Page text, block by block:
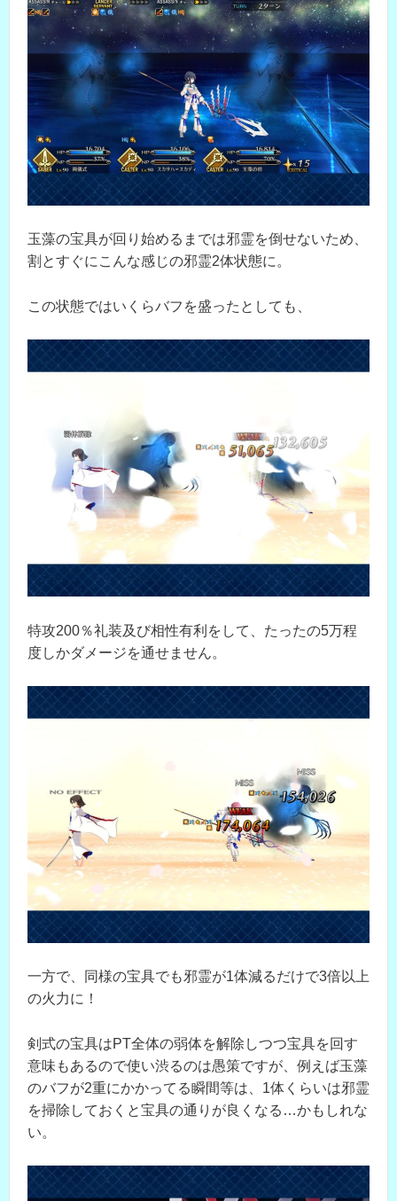
玉藻の宝具が回り始めるまでは邪霊を倒せないため、
割とすぐにこんな感じの邪霊2体状態に。
この状態ではいくらバフを盛ったとしても、
特攻200％礼装及び相性有利をして、たったの5万程
度しかダメージを通せません。
一方で、同様の宝具でも邪霊が1体減るだけで3倍以上
の火力に！
剣式の宝具はPT全体の弱体を解除しつつ宝具を回す
意味もあるので使い渋るのは愚策ですが、例えば玉藻
のバフが2重にかかってる瞬間等は、1体くらいは邪霊
を掃除しておくと宝具の通りが良くなる…かもしれな
い。